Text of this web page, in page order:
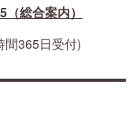
総合案内）
間365日受付)